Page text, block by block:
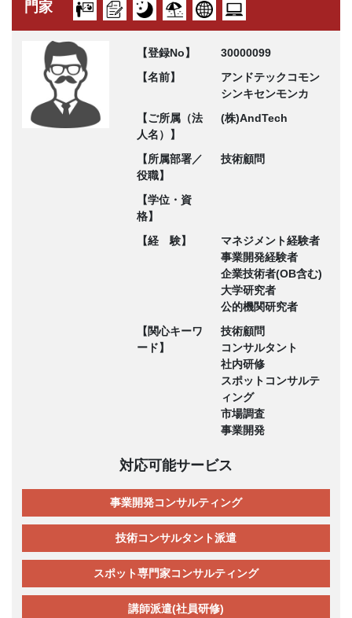
門家
【登録No】
30000099
【名前】
アンドテックコモン
シンキセンモンカ
【ご所属（法
人名）】
(株)AndTech
【所属部署／
役職】
技術顧問
【学位・資
格】
【経 験】
マネジメント経験者
事業開発経験者
企業技術者(OB含む)
大学研究者
公的機関研究者
【関心キーワ
ード】
技術顧問
コンサルタント
社内研修
スポットコンサルテ
ィング
市場調査
事業開発
対応可能サービス
事業開発コンサルティング
技術コンサルタント派遣
スポット専門家コンサルティング
講師派遣(社員研修)